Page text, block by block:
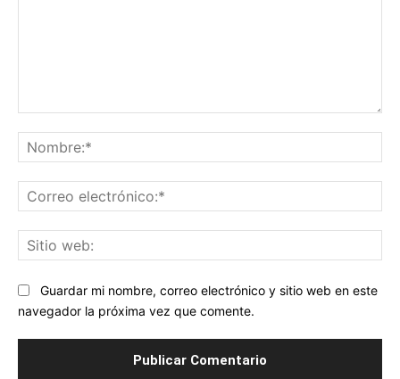
Guardar mi nombre, correo electrónico y sitio web en este
navegador la próxima vez que comente.